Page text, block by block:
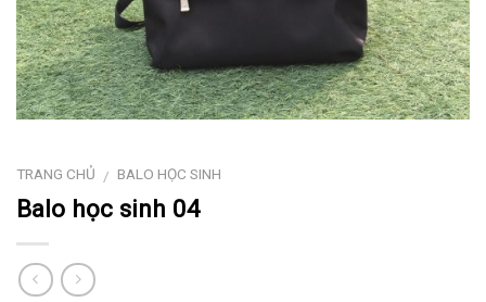
TRANG CHỦ / BALO HỌC SINH
Balo học sinh 04